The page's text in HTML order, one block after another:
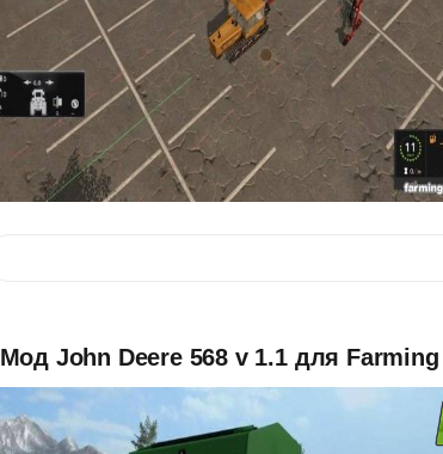
Мод John Deere 568 v 1.1 для